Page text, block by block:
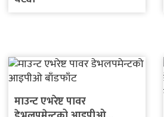
माउन्ट एभरेष्ट पावर